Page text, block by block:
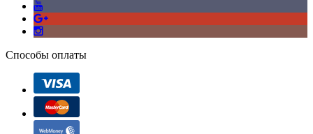
Способы оплаты